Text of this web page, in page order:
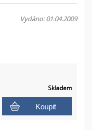
Vydáno: 01.04.2009
Skladem
Koupit